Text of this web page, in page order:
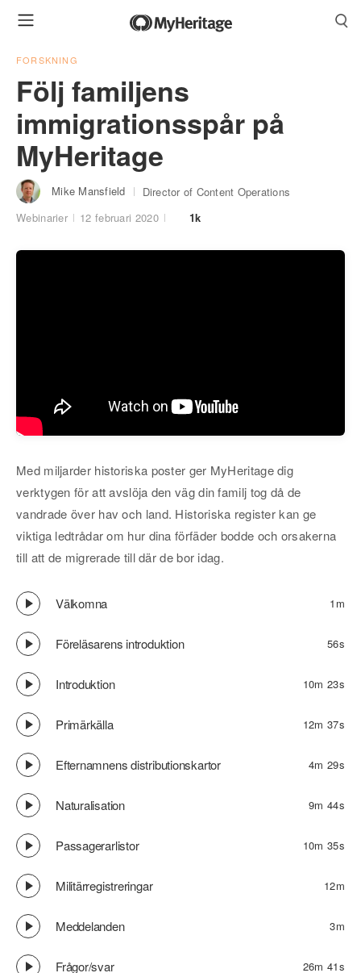
FORSKNING
Följ familjens
immigrationsspår på
MyHeritage
Mike Mansfield
Director of Content Operations
Webinarier
12 februari 2020 1k
Med miljarder historiska poster ger MyHeritage dig
verktygen för att avslöja den väg din familj tog då de
vandrade över hav och land. Historiska register kan ge
viktiga ledtrådar om hur dina förfäder bodde och orsakerna
till att de migrerade till där de bor idag.
Välkomna 1m
Föreläsarens introduktion 56s
Introduktion 10m 23s
Primärkälla 12m 37s
Efternamnens distributionskartor 4m 29s
Naturalisation 9m 44s
Passagerarlistor 10m 35s
Militärregistreringar 12m
Meddelanden 3m
Frågor/svar 26m 41s